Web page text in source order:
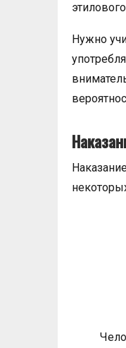
Нужно